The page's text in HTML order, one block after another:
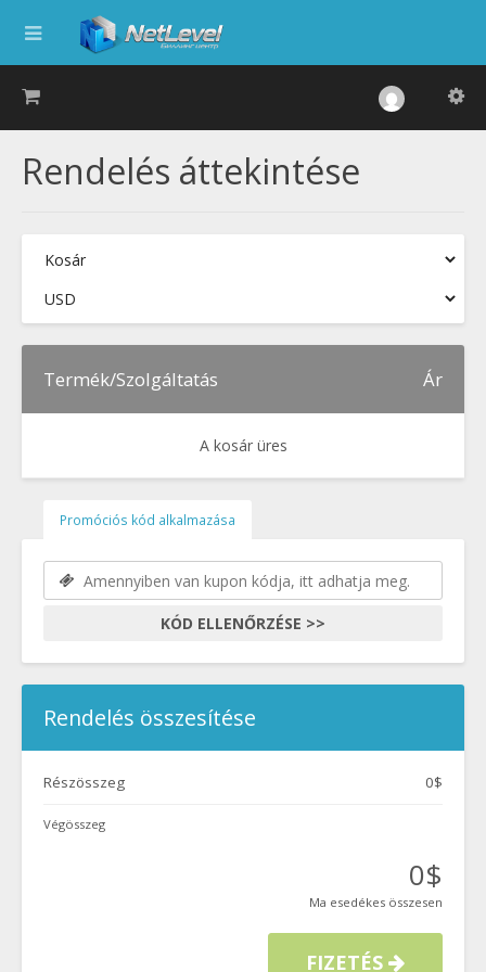
Rendelés áttekintése
Termék/Szolgáltatás Ár
A kosár üres
Promóciós kód alkalmazása
KÓD ELLENŐRZÉSE >>
Rendelés összesítése
Részösszeg 0$
Végösszeg
0$
Ma esedékes összesen
FIZETÉS